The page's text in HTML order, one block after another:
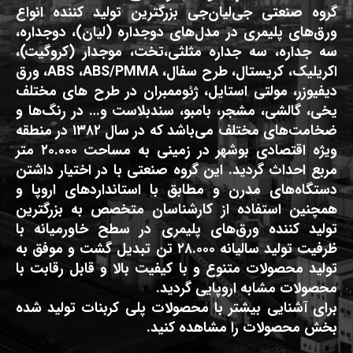
گروه صنعتی جی‌لیان‌جی بزرگترین تولید کننده انواع
ورق‌های پلیمری در مدل‌های دوجداره (لیان)، دوجداره،
سه جداره، سه جداره مثلثی،تخت، موجدار (کروگیت)،
اکریلیک، کریستال، طرح سفال، ABS ،ABS/PMMA، ورق
دیفیوزر، مولتی استایل، ژئوممبران در طرح های مختلف
یخی، گالشی، مشجر، بامبو، سندبلاست و… در رنگ‌ها و
ضخامت‌های مختلف می‌باشد که در سال ۱۳۸۲ در منطقه
ویژه اقتصادی بوشهر در زمینی به مساحت ۲۰.۰۰۰ متر
مربع احداث گردید. این گروه صنعتی با در اختیار داشتن
دستگاه‌های مدرن و مطابق با استانداردهای اروپا و
همچنین استفاده از کارشناسان متخصص به بزرگترین
تولید کننده ورق‌های پلیمری در سطح خاورمیانه با
ظرفیت تولید سالیانه ۲۸.۰۰۰ تن تبدیل گشت و موفق به
تولید محصولات متنوع و با کیفیت بالا و قابل رقابت با
محصولات مشابه اروپایی گردید.
برای آشنایی بیشتر با محصولات پلی کربنات تولید شده
بخش محصولات را مشاهده کنید.